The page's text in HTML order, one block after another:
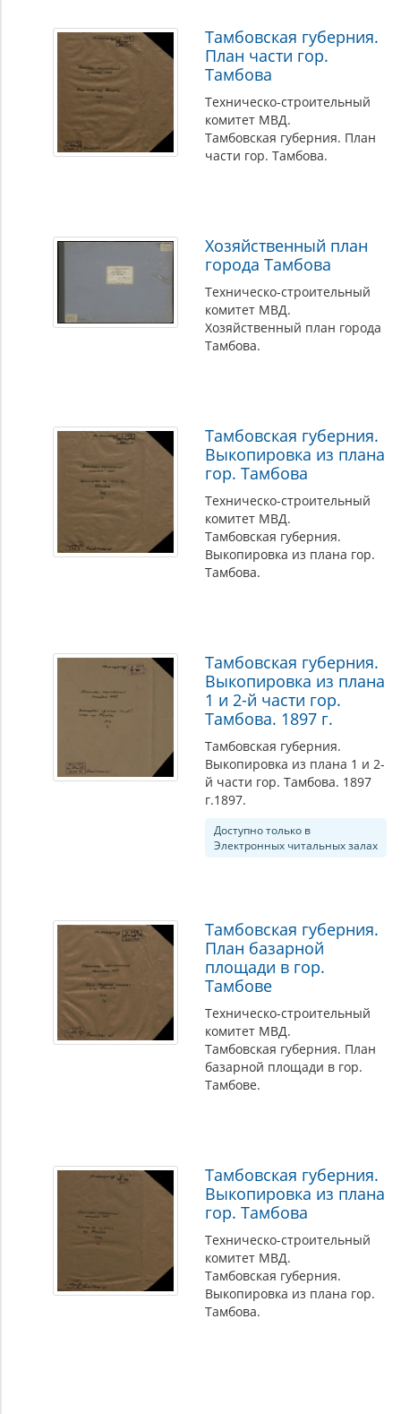
Тамбовская губерния.
План части гор.
Тамбова
Техническо-строительный
комитет МВД.
Тамбовская губерния. План
части гор. Тамбова.
Хозяйственный план
города Тамбова
Техническо-строительный
комитет МВД.
Хозяйственный план города
Тамбова.
Тамбовская губерния.
Выкопировка из плана
гор. Тамбова
Техническо-строительный
комитет МВД.
Тамбовская губерния.
Выкопировка из плана гор.
Тамбова.
Тамбовская губерния.
Выкопировка из плана
1 и 2-й части гор.
Тамбова. 1897 г.
Тамбовская губерния.
Выкопировка из плана 1 и 2-
й части гор. Тамбова. 1897
г.1897.
Доступно только в
Электронных читальных залах
Тамбовская губерния.
План базарной
площади в гор.
Тамбове
Техническо-строительный
комитет МВД.
Тамбовская губерния. План
базарной площади в гор.
Тамбове.
Тамбовская губерния.
Выкопировка из плана
гор. Тамбова
Техническо-строительный
комитет МВД.
Тамбовская губерния.
Выкопировка из плана гор.
Тамбова.